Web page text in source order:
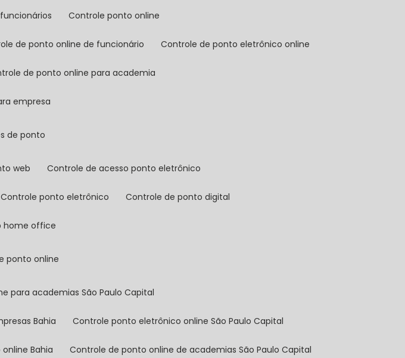
controle ponto online
de ponto online de funcionário controle de ponto eletrônico online
de ponto online para academia
empresa
de ponto
web controle de acesso ponto eletrônico
controle ponto eletrônico controle de ponto digital
home office
ponto online
para academias São Paulo Capital
Bahia controle ponto eletrônico online São Paulo Capital
Bahia controle de ponto online de academias São Paulo Capital